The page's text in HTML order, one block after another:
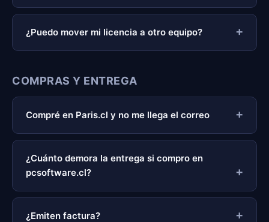
¿Puedo mover mi licencia a otro equipo?
COMPRAS Y ENTREGA
Compré en Paris.cl y no me llega el correo
¿Cuánto demora la entrega si compro en
pcsoftware.cl?
¿Emiten factura?